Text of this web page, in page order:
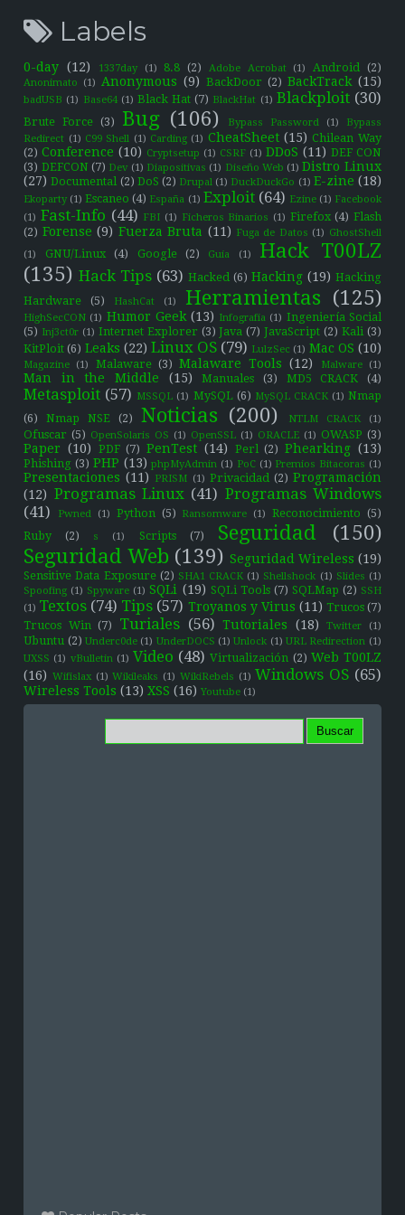
Labels
0-day (12) 1337day (1) 8.8 (2) Adobe Acrobat (1) Android (2)
Anonimato (1) Anonymous (9) BackDoor (2) BackTrack (15)
badUSB (1) Base64 (1) Black Hat (7) BlackHat (1) Blackploit (30)
Brute Force (3) Bug (106) Bypass Password (1)
Bypass
Redirect (1) C99 Shell (1) Carding (1) CheatSheet (15) Chilean Way
(2) Conference (10) Cryptsetup (1) CSRF (1) DDoS (11) DEF CON
(3) DEFCON (7) Dev (1) Diapositivas (1) Diseño Web (1) Distro Linux
(27) Documental (2) DoS (2) Drupal (1) DuckDuckGo (1) E-zine (18)
Ekoparty (1) Escaneo (4) España (1) Exploit (64) Ezine (1) Facebook
(1) Fast-Info (44) FBI (1) Ficheros Binarios (1) Firefox (4) Flash
(2) Forense (9) Fuerza Bruta (11) Fuga de Datos (1) GhostShell
(1)
GNU/Linux (4) Google (2) Guía (1)
Hack T00LZ
(135) Hack Tips (63) Hacked (6) Hacking (19) Hacking
Hardware
(5) HashCat (1) Herramientas (125)
HighSecCON (1) Humor Geek (13) Infografía (1) Ingeniería Social
(5) Inj3ct0r (1) Internet Explorer (3) Java (7) JavaScript (2) Kali (3)
KitPloit (6) Leaks (22) Linux OS (79) LulzSec (1) Mac OS (10)
Magazine (1) Malaware (3) Malaware Tools (12) Malware (1)
Man in the Middle (15) Manuales (3) MD5 CRACK (4)
Metasploit (57) MSSQL (1) MySQL (6) MySQL CRACK (1) Nmap
(6)
Nmap NSE (2) Noticias (200) NTLM CRACK (1)
Ofuscar (5) OpenSolaris OS (1) OpenSSL (1) ORACLE (1) OWASP (3)
Paper (10) PDF (7) PenTest (14) Perl (2) Phearking (13)
Phishing (3) PHP (13) phpMyAdmin (1) PoC (1) Premios Bitacoras (1)
Presentaciones (11) PRISM (1) Privacidad (2) Programación
(12) Programas Linux (41) Programas Windows
(41)
Pwned (1) Python (5) Ransomware (1) Reconocimiento (5)
Ruby
(2) s (1) Scripts (7) Seguridad
(150)
Seguridad Web (139) Seguridad Wireless (19)
Sensitive Data Exposure (2) SHA1 CRACK (1) Shellshock (1) Slides (1)
Spoofing (1) Spyware (1) SQLi (19) SQLi Tools (7) SQLMap (2) SSH
(1) Textos (74) Tips (57) Troyanos y Virus (11) Trucos (7)
Trucos Win (7) Turiales (56) Tutoriales (18) Twitter (1)
Ubuntu (2) Underc0de (1) UnderDOCS (1) Unlock (1) URL Redirection (1)
UXSS (1) vBulletin (1) Video (48) Virtualización (2) Web T00LZ
(16) Wifislax (1) Wikileaks (1) WikiRebels (1) Windows OS (65)
Wireless Tools (13) XSS (16) Youtube (1)